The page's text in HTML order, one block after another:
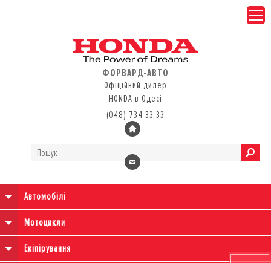
ФОРВАРД-АВТО
Офіційний дилер
HONDA в Одесі
(048) 734 33 33
Автомобілі
Мотоцикли
Екіпірування